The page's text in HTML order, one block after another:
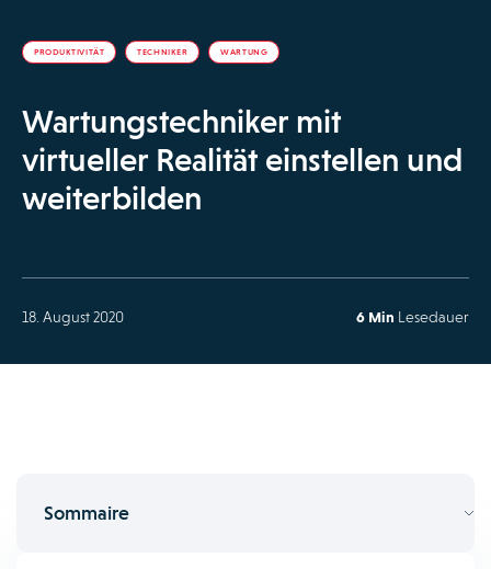
PRODUKTIVITÄT TECHNIKER WARTUNG
Wartungstechniker mit
virtueller Realität einstellen und
weiterbilden
18. August 2020 6 Min Lesedauer
Sommaire